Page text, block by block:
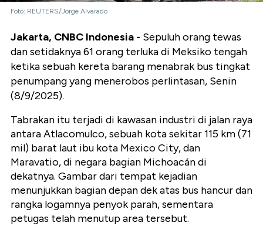
Foto: REUTERS/Jorge Alvarado
Jakarta, CNBC Indonesia - Sepuluh orang tewas
dan setidaknya 61 orang terluka di Meksiko tengah
ketika sebuah kereta barang menabrak bus tingkat
penumpang yang menerobos perlintasan, Senin
(8/9/2025).
Tabrakan itu terjadi di kawasan industri di jalan raya
antara Atlacomulco, sebuah kota sekitar 115 km (71
mil) barat laut ibu kota Mexico City, dan
Maravatio, di negara bagian Michoacán di
dekatnya. Gambar dari tempat kejadian
menunjukkan bagian depan dek atas bus hancur dan
rangka logamnya penyok parah, sementara
petugas telah menutup area tersebut.